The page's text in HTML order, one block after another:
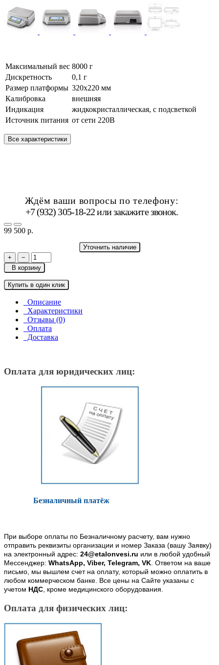
Максимальный вес 8000 г
Дискретность
0,1 г
Размер платформы 320х220 мм
Калибровка
внешняя
Индикация
жидкокристаллическая, с подсветкой
Источник питания от сети 220В
Все характеристики
Ждём ваши вопросы по телефону:
+7 (932) 305-18-22 илизакажите звонок.
99 500 р.
Уточнить наличие
+
−
В корзину
Купить в один клик
Описание
Характеристики
Отзывы (0)
Оплата
Доставка
Оплата для юридических лиц:
Безналичный платёж
При выборе оплаты по Безналичному расчету, вам нужно
отправить реквизиты организации и номер Заказа (вашу Заявку)
на электронный адрес: 24@etalonvesi.ru или в любой удобный
Мессенджер: WhatsApp, Viber, Telegram, VK. Ответом на ваше
письмо, мы вышлем счет на оплату, который можно оплатить в
любом коммерческом банке. Все цены на Сайте указаны с
учетом НДС, кроме медицинского оборудования.
Оплата для физических лиц: